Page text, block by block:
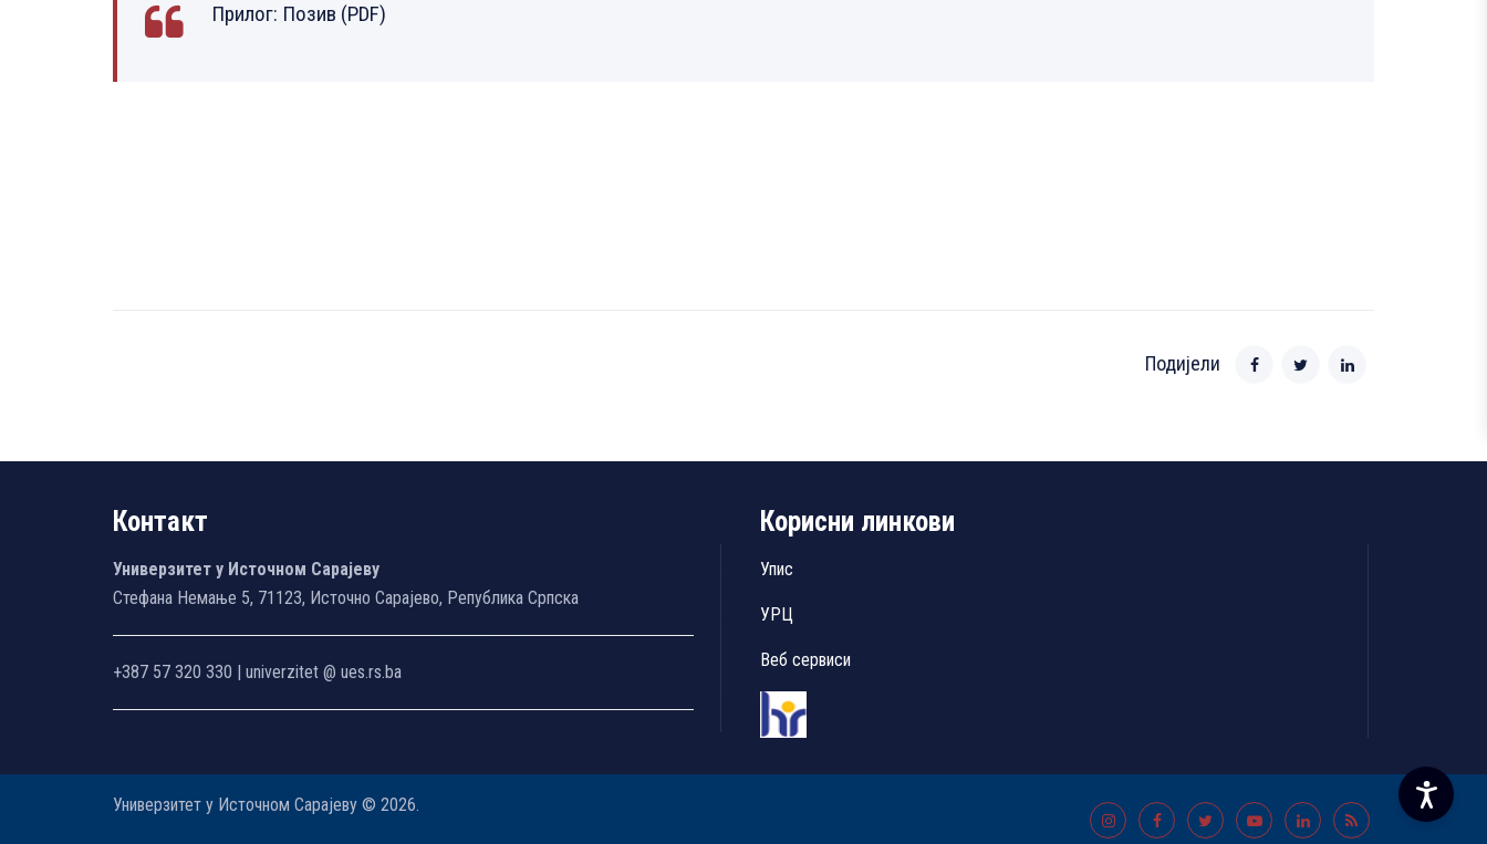
Прилог: Позив (PDF)
Подијели
Контакт
Универзитет у Источном Сарајеву
Стефана Немање 5, 71123, Источно Сарајево, Република Српска
+387 57 320 330 | univerzitet @ ues.rs.ba
Корисни линкови
Упис
УРЦ
Веб сервиси
Универзитет у Источном Сарајеву © 2026.